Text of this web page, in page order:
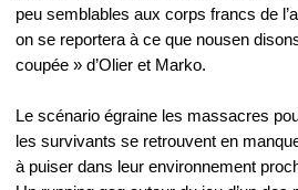
peu semblables aux corps francs de
on se reportera à ce que nousen
coupée » d’Olier et Marko.
Le scénario égraine les massacres
les survivants se retrouvent en
à puiser dans leur environnement